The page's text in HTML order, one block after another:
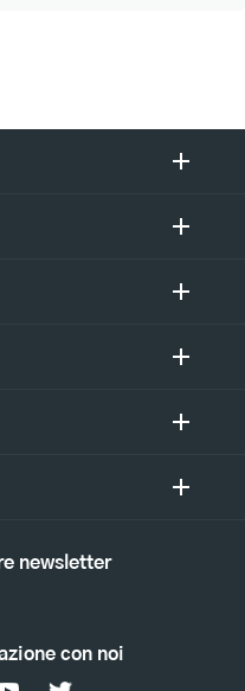
con noi
newsletter